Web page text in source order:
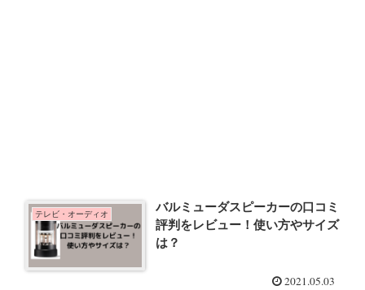
テレビ・オーディオ
バルミューダスピーカーの口コミ
評判をレビュー！使い方やサイズ
は？
2021.05.03